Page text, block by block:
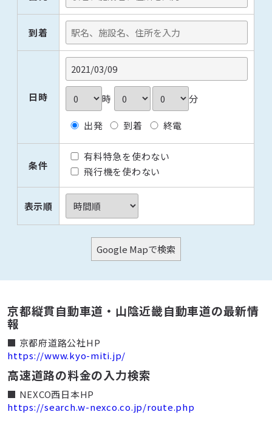
到着
日時 時 分
出発 到着 終電
条件
有料特急を使わない
飛行機を使わない
表示順
京都縦貫自動車道・山陰近畿自動車道の最新情
報
■ 京都府道路公社HP
https://www.kyo-miti.jp/
高速道路の料金の入力検索
■ NEXCO西日本HP
https://search.w-nexco.co.jp/route.php